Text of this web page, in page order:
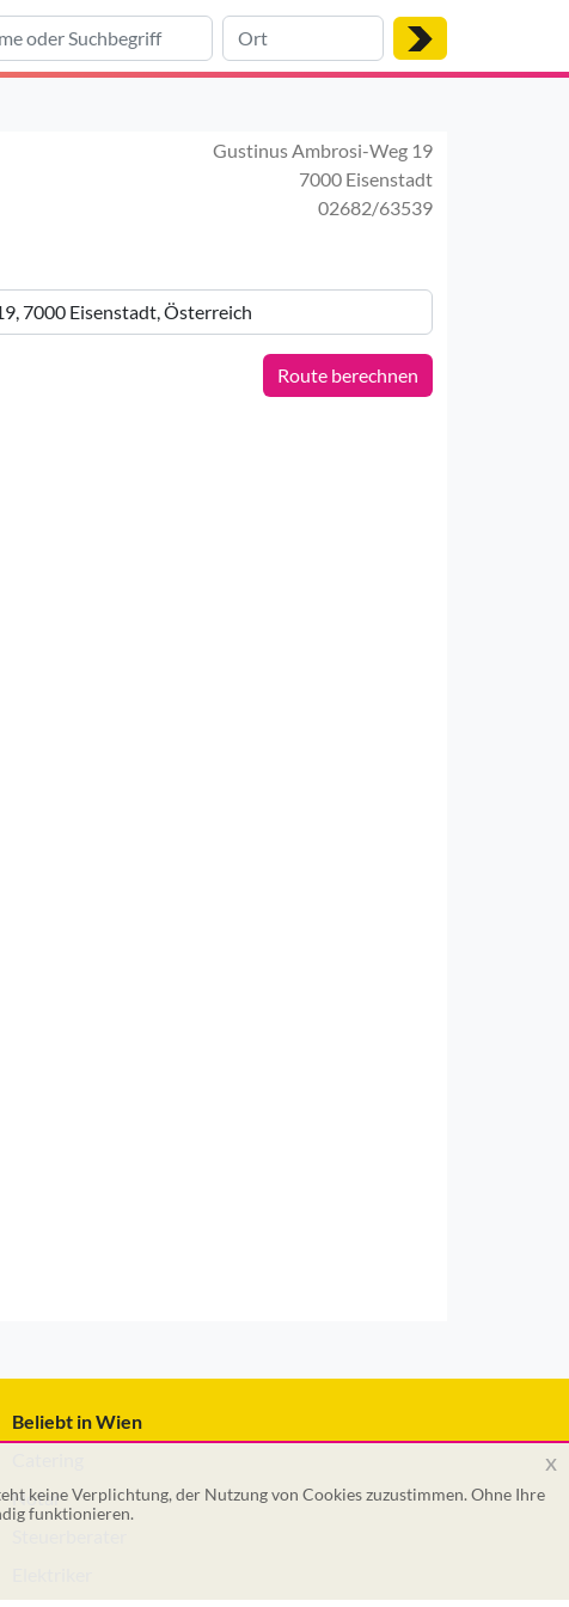
Gustinus Ambrosi-Weg 19
7000 Eisenstadt
02682/63539
Route berechnen
Beliebt in Wien
Notar
keine Verplichtung, der Nutzung von Cookies zuzustimmen. Ohne Ihre
funktionieren.
x